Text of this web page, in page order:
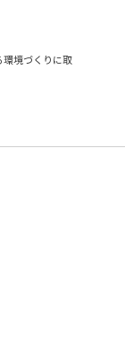
環境づくりに取